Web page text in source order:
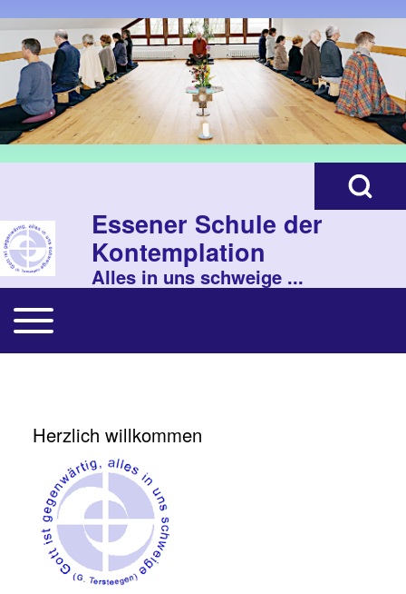
Zur Hauptnavigation springen
Search
Open Search
Essener Schule der
Kontemplation
Alles in uns schweige ...
Main navigation
Toggle main menu
Herzlich willkommen